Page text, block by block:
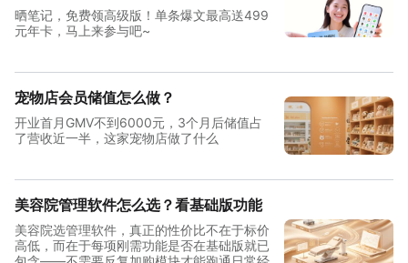
晒笔记，免费领高级版！单条爆文最高送499
元年卡，马上来参与吧~
宠物店会员储值怎么做？
开业首月GMV不到6000元，3个月后储值占
了营收近一半，这家宠物店做了什么
美容院管理软件怎么选？看基础版功能
美容院选管理软件，真正的性价比不在于标价
高低，而在于每项刚需功能是否在基础版就已